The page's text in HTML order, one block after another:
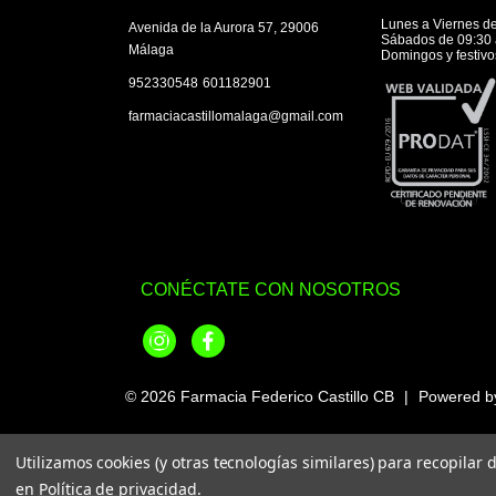
Avenida de la Aurora 57, 29006
Málaga
952330548 601182901
farmaciacastillomalaga@gmail.com
Lunes a Viernes
Sábados de 09:30
Domingos y
CONÉCTATE CON NOSOTROS
InstagramFacebook
© 2026 Farmacia Federico Castillo CB | Powered
Utilizamos cookies (y otras tecnologías similares) para
en Política de privacidad.